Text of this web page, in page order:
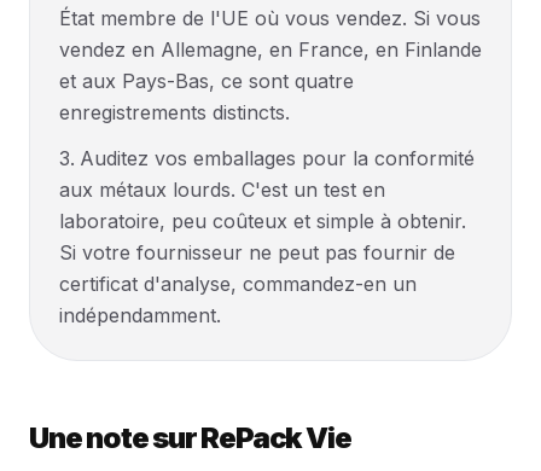
État membre de l'UE où vous vendez. Si vous
vendez en Allemagne, en France, en Finlande
et aux Pays-Bas, ce sont quatre
enregistrements distincts.
Auditez vos emballages pour la conformité
aux métaux lourds. C'est un test en
laboratoire, peu coûteux et simple à obtenir.
Si votre fournisseur ne peut pas fournir de
certificat d'analyse, commandez-en un
indépendamment.
Une note sur RePack Vie